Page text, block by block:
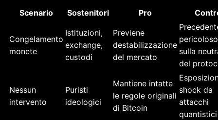
Scenario Sostenitori Pro
Congelamento
monete
Istituzioni,
exchange,
custodi
Previene
destabilizzazione
del mercato
pericoloso
sulla
del
Nessun
intervento
Puristi
ideologici
Mantiene intatte
le regole originali
di Bitcoin
shock da
attacchi
quantistici